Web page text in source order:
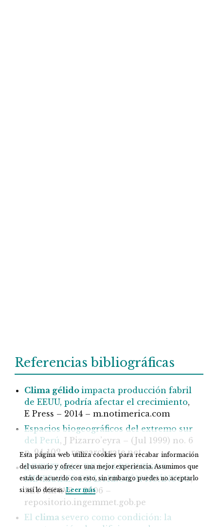
Referencias bibliográficas
Clima gélido impacta producción fabril
de EEUU, podría afectar el crecimiento,
E Press – 2014 – m.notimerica.com
Espacios biogeográficos del extremo sur
del Perú, J Pizarro’eyra – (Jul 1999) no. 6
p. 94-102 – researchgate.net
INVENTARIO DE LOS RECURSOS
MINERALES DE LA REGIÓN HUÁNUCO,
SEY MINAS – 2006 –
repositorio.ingemmet.gob.pe
El clima severo como condición: la
Esta página web utiliza cookies para recabar información
del usuario y ofrecer una mejor experiencia. Asumimos que
estás de acuerdo con esto, sin embargo puedes no aceptarlo
si así lo deseas.Leer más